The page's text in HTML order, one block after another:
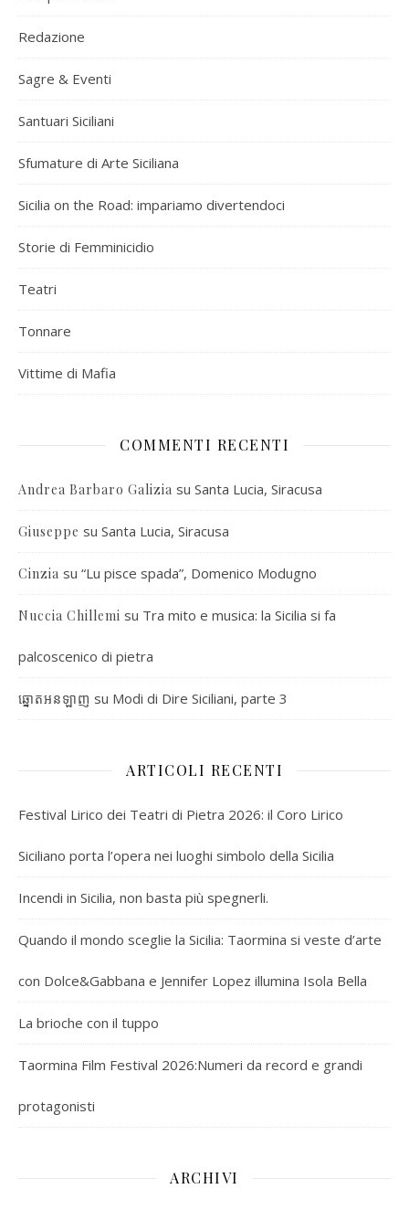
Redazione
Sagre & Eventi
Santuari Siciliani
Sfumature di Arte Siciliana
Sicilia on the Road: impariamo divertendoci
Storie di Femminicidio
Teatri
Tonnare
Vittime di Mafia
COMMENTI RECENTI
Andrea Barbaro Galizia su Santa Lucia, Siracusa
Giuseppe su Santa Lucia, Siracusa
Cinzia su “Lu pisce spada”, Domenico Modugno
Nuccia Chillemi su Tra mito e musica: la Sicilia si fa
palcoscenico di pietra
ឆ្នោតអនឡាញ su Modi di Dire Siciliani, parte 3
ARTICOLI RECENTI
Festival Lirico dei Teatri di Pietra 2026: il Coro Lirico
Siciliano porta l’opera nei luoghi simbolo della Sicilia
Incendi in Sicilia, non basta più spegnerli.
Quando il mondo sceglie la Sicilia: Taormina si veste d’arte
con Dolce&Gabbana e Jennifer Lopez illumina Isola Bella
La brioche con il tuppo
Taormina Film Festival 2026:Numeri da record e grandi
protagonisti
ARCHIVI